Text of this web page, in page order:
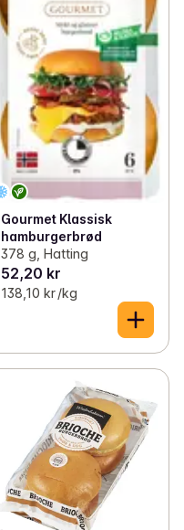
Gourmet Klassisk
hamburgerbrød
378 g, Hatting
52,20 kr
138,10 kr /kg